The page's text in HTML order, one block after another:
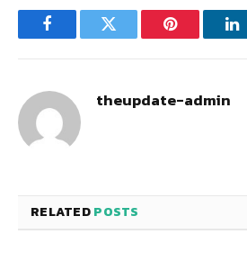
FacebookTwitter Pinterest
theupdate-admin
RELATEDPOSTS